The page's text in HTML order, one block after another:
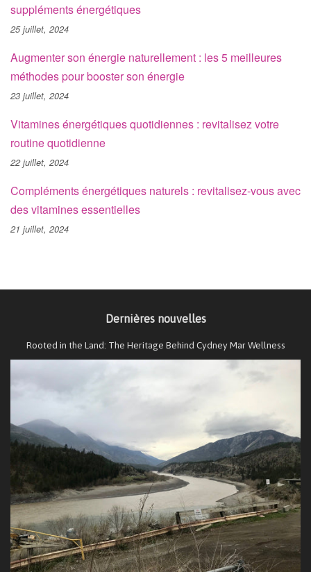
suppléments énergétiques
25 juillet, 2024
Augmenter son énergie naturellement : les 5 meilleures
méthodes pour booster son énergie
23 juillet, 2024
Vitamines énergétiques quotidiennes : revitalisez votre
routine quotidienne
22 juillet, 2024
Compléments énergétiques naturels : revitalisez-vous avec
des vitamines essentielles
21 juillet, 2024
Dernières nouvelles
Rooted in the Land: The Heritage Behind Cydney Mar Wellness